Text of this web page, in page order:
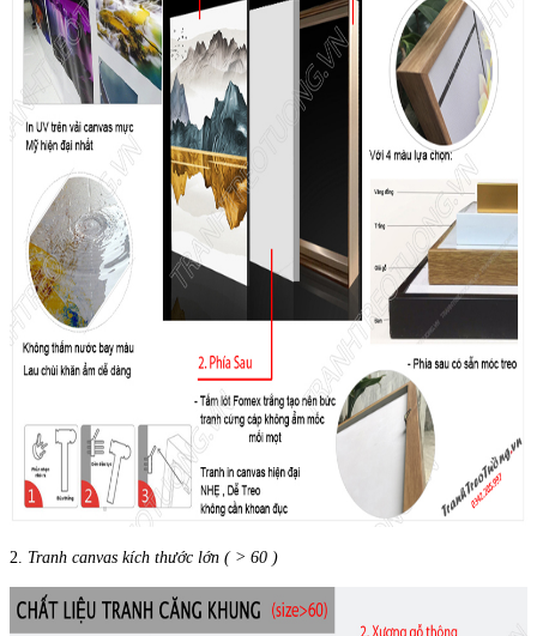
2. Tranh canvas kích thước lớn ( > 60 )